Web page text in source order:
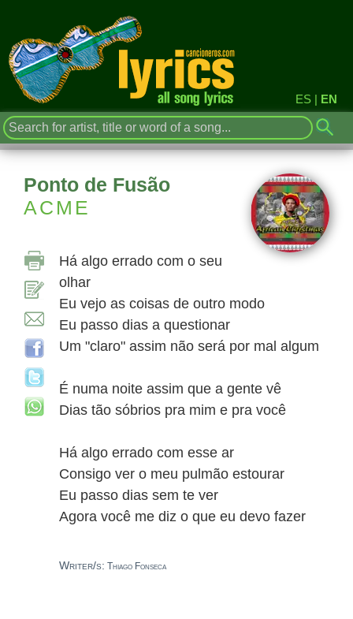
ES | EN
Ponto de Fusão
ACME
Há algo errado com o seu
olhar
Eu vejo as coisas de outro modo
Eu passo dias a questionar
Um "claro" assim não será por mal algum
É numa noite assim que a gente vê
Dias tão sóbrios pra mim e pra você
Há algo errado com esse ar
Consigo ver o meu pulmão estourar
Eu passo dias sem te ver
Agora você me diz o que eu devo fazer
Writer/s: Thiago Fonseca